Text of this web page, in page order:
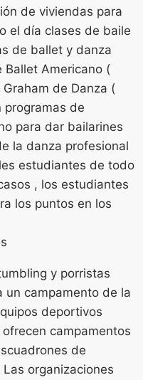
de viviendas para
el día clases de baile
de ballet y danza
Ballet Americano (
de Danza (
programas de
para dar bailarines
la danza profesional
estudiantes de todo
, los estudiantes
los puntos en los
y porristas
un campamento de la
deportivos
campamentos
de
organizaciones